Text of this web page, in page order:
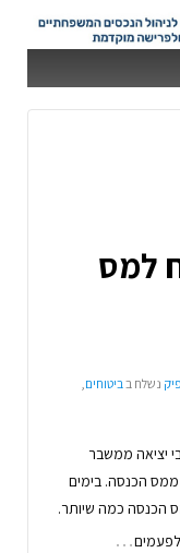
למס
נשלח בביטוחים,
יציאה ממשבר
ממס הכנסה. בימים
הכנסה כמה שיותר.
…